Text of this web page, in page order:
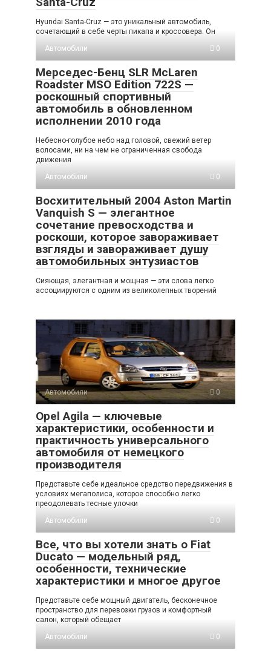
Hyundai Santa-Cruz — это уникальный автомобиль,
сочетающий в себе черты пикапа и кроссовера. Он
Автомобили
0
Мерседес-Бенц SLR McLaren
Roadster MSO Edition 722S —
роскошный спортивный
автомобиль в обновленном
исполнении 2010 года
Небесно-голубое небо над головой, свежий ветер
волосами, ни на чем не ограниченная свобода
движения
Автомобили
0
Восхитительный 2004 Aston Martin
Vanquish S — элегантное
сочетание превосходства и
роскоши, которое завораживает
взгляды и завораживает душу
автомобильных энтузиастов
Сияющая, элегантная и мощная — эти слова легко
ассоциируются с одним из великолепных творений
Автомобили 0
Opel Agila — ключевые
характеристики, особенности и
практичность универсального
автомобиля от немецкого
производителя
Представьте себе идеальное средство передвижения в
условиях мегаполиса, которое способно легко
преодолевать тесные улочки
Автомобили
0
Все, что вы хотели знать о Fiat
Ducato — модельный ряд,
особенности, технические
характеристики и многое другое
Представьте себе мощный двигатель, бесконечное
пространство для перевозки грузов и комфортный
салон, который обещает
Автомобили
0